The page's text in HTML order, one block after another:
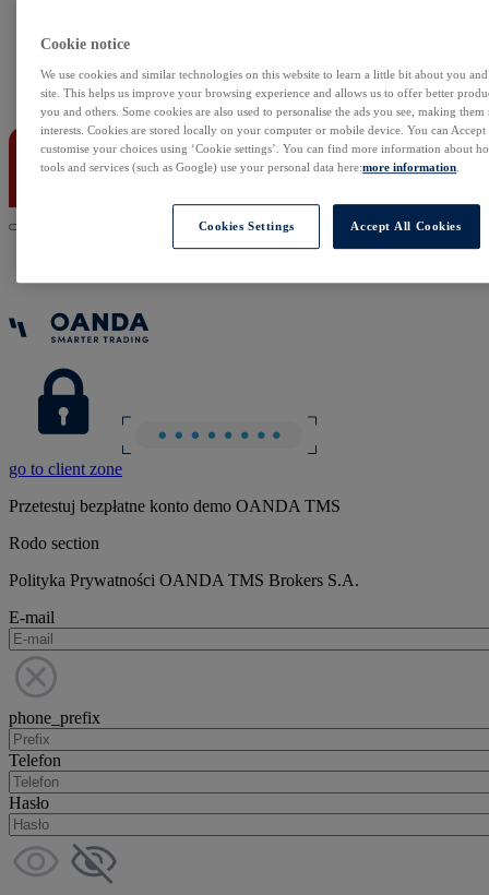
Sentyment Klientów
Kontakt
go to client zone
Przetestuj bezpłatne konto demo OANDA TMS
Rodo section
Polityka Prywatności OANDA TMS Brokers S.A.
E-mail
phone_prefix
Telefon
Hasło
Cookie notice
We use cookies and similar technologies on this website to learn a little bit about you
site. This helps us improve your browsing experience and allows us to offer better
you and others. Some cookies are also used to personalise the ads you see, making
interests. Cookies are stored locally on your computer or mobile device. You can
customise your choices using ‘Cookie settings’. You can find more information about
tools and services (such as Google) use your personal data here:more information
Cookies Settings Accept All Cookies